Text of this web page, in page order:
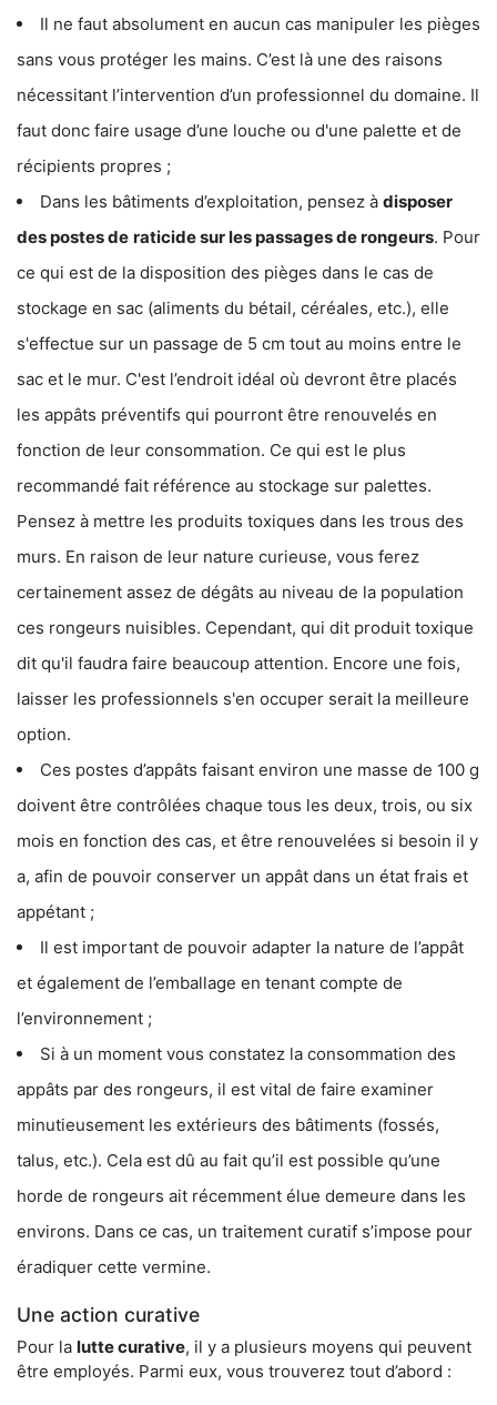
Il ne faut absolument en aucun cas manipuler les pièges
sans vous protéger les mains. C’est là une des raisons
nécessitant l’intervention d’un professionnel du domaine. Il
faut donc faire usage d’une louche ou d'une palette et de
récipients propres ;
Dans les bâtiments d’exploitation, pensez à disposer
des postes de raticide sur les passages de rongeurs. Pour
ce qui est de la disposition des pièges dans le cas de
stockage en sac (aliments du bétail, céréales, etc.), elle
s'effectue sur un passage de 5 cm tout au moins entre le
sac et le mur. C'est l’endroit idéal où devront être placés
les appâts préventifs qui pourront être renouvelés en
fonction de leur consommation. Ce qui est le plus
recommandé fait référence au stockage sur palettes.
Pensez à mettre les produits toxiques dans les trous des
murs. En raison de leur nature curieuse, vous ferez
certainement assez de dégâts au niveau de la population
ces rongeurs nuisibles. Cependant, qui dit produit toxique
dit qu'il faudra faire beaucoup attention. Encore une fois,
laisser les professionnels s'en occuper serait la meilleure
option.
Ces postes d’appâts faisant environ une masse de 100 g
doivent être contrôlées chaque tous les deux, trois, ou six
mois en fonction des cas, et être renouvelées si besoin il y
a, afin de pouvoir conserver un appât dans un état frais et
appétant ;
Il est important de pouvoir adapter la nature de l’appât
et également de l’emballage en tenant compte de
l’environnement ;
Si à un moment vous constatez la consommation des
appâts par des rongeurs, il est vital de faire examiner
minutieusement les extérieurs des bâtiments (fossés,
talus, etc.). Cela est dû au fait qu’il est possible qu’une
horde de rongeurs ait récemment élue demeure dans les
environs. Dans ce cas, un traitement curatif s’impose pour
éradiquer cette vermine.
Une action curative
Pour la lutte curative, il y a plusieurs moyens qui peuvent
être employés. Parmi eux, vous trouverez tout d’abord :